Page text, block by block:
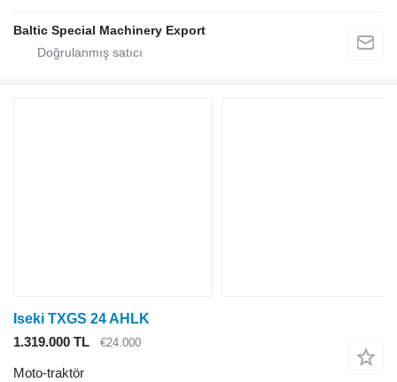
Baltic Special Machinery Export
Iseki TXGS 24 AHLK
1.319.000 TL
€24.000
Moto-traktör